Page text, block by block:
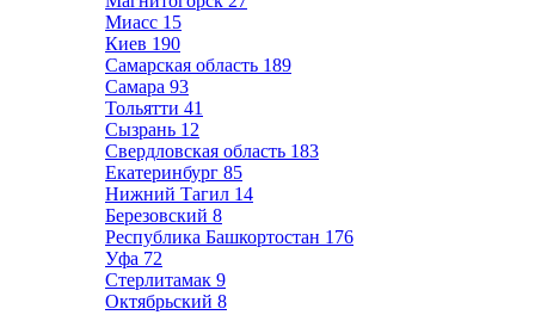
Миасс 15
Киев 190
Самарская область 189
Самара 93
Тольятти 41
Сызрань 12
Свердловская область 183
Екатеринбург 85
Нижний Тагил 14
Березовский 8
Республика Башкортостан 176
Уфа 72
Стерлитамак 9
Октябрьский 8